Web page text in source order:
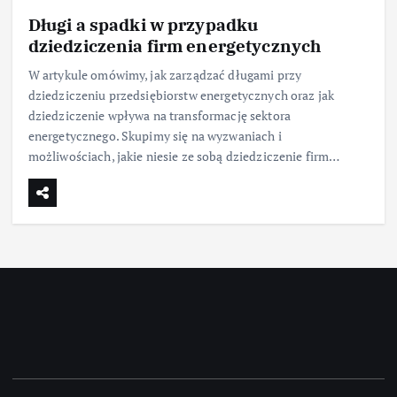
Długi a spadki w przypadku
dziedziczenia firm energetycznych
W artykule omówimy, jak zarządzać długami przy
dziedziczeniu przedsiębiorstw energetycznych oraz jak
dziedziczenie wpływa na transformację sektora
energetycznego. Skupimy się na wyzwaniach i
możliwościach, jakie niesie ze sobą dziedziczenie firm…